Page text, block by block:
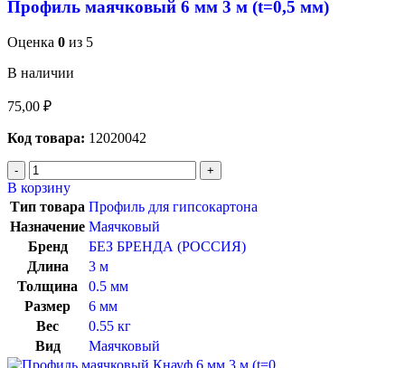
Профиль маячковый 6 мм 3 м (t=0,5 мм)
Оценка 0 из 5
В наличии
75,00 ₽
Код товара: 12020042
В корзину
Тип товара Профиль для гипсокартона
Назначение Маячковый
Бренд
БЕЗ БРЕНДА (РОССИЯ)
Длина
3 м
Толщина
0.5 мм
Размер
6 мм
Вес
0.55 кг
Вид
Маячковый